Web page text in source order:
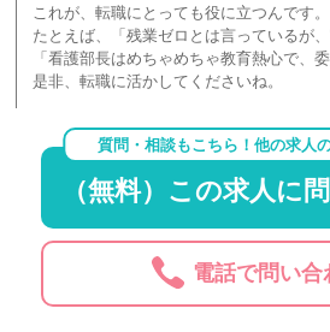
これが、転職にとっても役に立つんです。
たとえば、「残業ゼロとは言っているが
「看護部長はめちゃめちゃ教育熱心で、
是非、転職に活かしてくださいね。
質問・相談もこちら！他の求人
（無料）この求人に
電話で問い合